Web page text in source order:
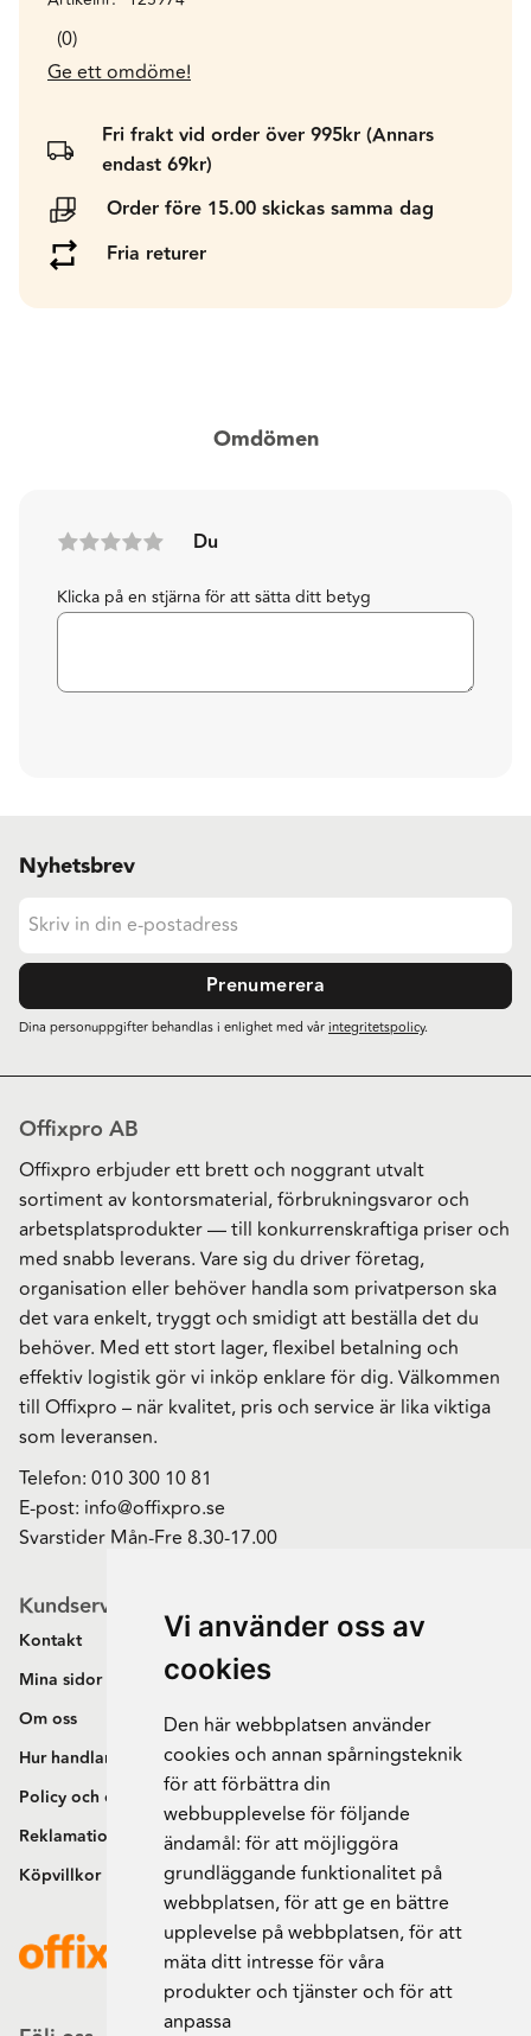
Vi använder oss av
cookies
Den här webbplatsen använder
cookies och annan spårningsteknik
för att förbättra din
webbupplevelse för följande
ändamål: för att möjliggöra
grundläggande funktionalitet på
webbplatsen,för att ge en bättre
upplevelse på webbplatsen,för att
mäta ditt intresse för våra
produkter och tjänster och för att
anpassa
0
Ge ett omdöme!
Fri frakt vid order över 995kr (Annars
endast 69kr)
Order före 15.00 skickas samma dag
Fria returer
Omdömen
Du
Klicka på en stjärna för att sätta ditt betyg
Nyhetsbrev
Prenumerera
Dina personuppgifter behandlas i enlighet med vårintegritetspolicy.
Offixpro AB
Offixpro erbjuder ett brett och noggrant utvalt
sortiment av kontorsmaterial, förbrukningsvaror och
arbetsplatsprodukter — till konkurrenskraftiga priser och
med snabb leverans. Vare sig du driver företag,
organisation eller behöver handla som privatperson ska
det vara enkelt, tryggt och smidigt att beställa det du
behöver. Med ett stort lager, flexibel betalning och
effektiv logistik gör vi inköp enklare för dig. Välkommen
till Offixpro – när kvalitet, pris och service är lika viktiga
som leveransen.
Telefon: 010 300 10 81
E-post: info@offixpro.se
Svarstider Mån-Fre 8.30-17.00
Kundservice
Kontakt
Mina sidor
Om oss
Hur handlar jag?
Policy och cookies
Reklamation och retur
Köpvillkor